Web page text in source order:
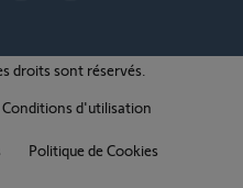
droits sont réservés.
Conditions d'utilisation
Politique de Cookies